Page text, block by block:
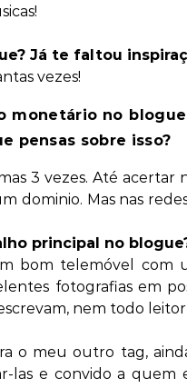
Já te faltou
vezes!
monetário no
pensas sobre isso?
3 vezes. Até acertar
dominio. Mas nas
principal no
bom telemóvel com
fotografias em
nem todo leitor
o meu outro tag,
las e convido a quem